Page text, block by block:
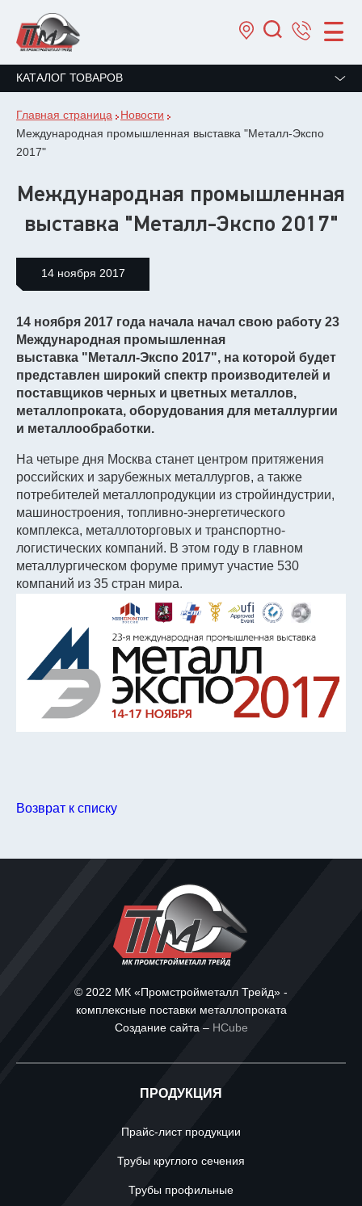
КАТАЛОГ ТОВАРОВ
Главная страница
Новости
Международная промышленная выставка "Металл-Экспо
2017"
Международная промышленная
выставка "Металл-Экспо 2017"
14 ноября 2017
14 ноября 2017 года начала начал свою работу 23
Международная промышленная
выставка "Металл-Экспо 2017", на которой будет
представлен широкий спектр производителей и
поставщиков черных и цветных металлов,
металлопроката, оборудования для металлургии
и металлообработки.
На четыре дня Москва станет центром притяжения
российских и зарубежных металлургов, а также
потребителей металлопродукции из стройиндустрии,
машиностроения, топливно-энергетического
комплекса, металлоторговых и транспортно-
логистических компаний. В этом году в главном
металлургическом форуме примут участие 530
компаний из 35 стран мира.
Возврат к списку
© 2022 МК «Промстройметалл Трейд» -
комплексные поставки металлопроката
Создание сайта – HCube
ПРОДУКЦИЯ
Прайс-лист продукции
Трубы круглого сечения
Трубы профильные